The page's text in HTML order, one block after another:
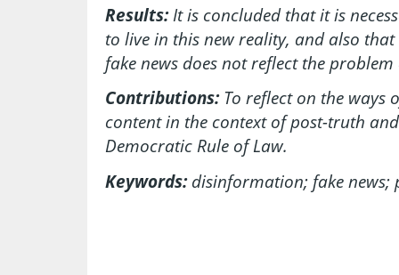
Results:It is concluded that it is
to live in this new reality, and also
fake news does not reflect the
Contributions: To reflect on the
content in the context of post-truth
Democratic Rule of Law.
Keywords:disinformation; fake